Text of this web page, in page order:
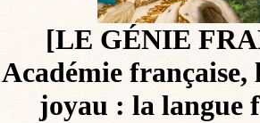
[LE GÉNIE
Académie française,
joyau : la langue